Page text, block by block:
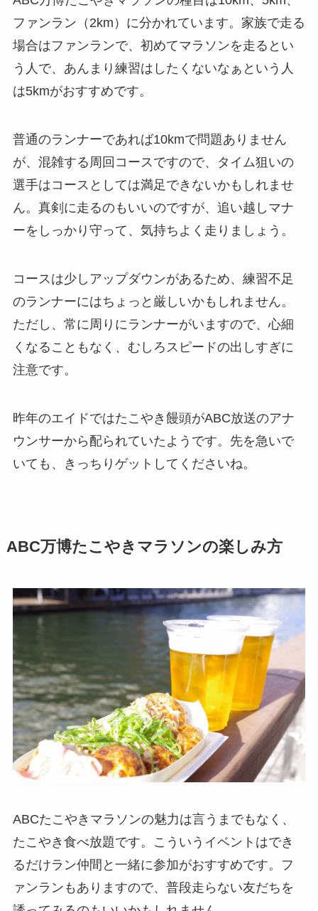
ファンラン（2km）に分かれています。家族で走る
場合はファンランで、初めてマラソンを走るとい
う人で、あんまり練習はしたくないなぁという人
は5kmがおすすめです。
普通のランナーであれば10kmで問題ありません
が、混雑する周回コースですので、タイム狙いの
選手はコースとしては満足できないかもしれませ
ん。真剣に走るのもいいのですが、追い越しマナ
ーをしっかり守って、気持ちよく走りましょう。
コースは少しアップダウンがあるため、練習不足
のランナーにはちょっと厳しいかもしれません。
ただし、常に周りにランナーがいますので、心細
くなることもなく、むしろスピードの出しすぎに
注意です。
昨年のエイドではたこやき饅頭がABC放送のアナ
ウンサーから配られていたようです。先を急いで
いても、きっちりゲットしてくださいね。
ABC万博たこやきマラソンの楽しみ方
ABCたこやきマラソンの魅力は言うまでもなく、
たこやき食べ放題です。こういうイベントはでき
るだけラン仲間と一緒に参加がおすすめです。フ
ァンランもありますので、普段走らない友だちを